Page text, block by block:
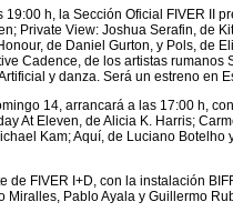
h, la Sección Oficial FIVER II
Private View: Joshua Serafin, de
de Daniel Gurton, y Pols, de
Cadence, de los artistas rumanos
y danza. Será un estreno en
14, arrancará a las 17:00 h,
At Eleven, de Alicia K. Harris;
Kam; Aquí, de Luciano Botelho
de FIVER I+D, con la instalación
Miralles, Pablo Ayala y Guillermo